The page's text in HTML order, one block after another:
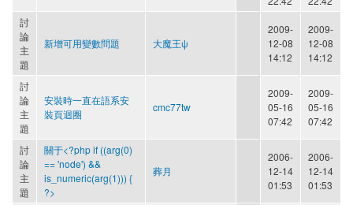
討
論
主
題
新增可用變數問題 大魔王ψ
2009-
12-08
14:12
2009-
12-08
14:12
討
論
主
題
安裝時一直在語系安
裝頁迴圈
cmc77tw
2009-
05-16
07:42
2009-
05-16
07:42
討
論
主
題
關于<?php if ((arg(0)
== 'node') &&
is_numeric(arg(1))) {
?>
葬月
2006-
12-14
01:53
2006-
12-14
01:53